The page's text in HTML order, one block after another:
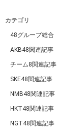
カテゴリ
48グループ総合
AKB48関連記事
チーム8関連記事
SKE48関連記事
NMB48関連記事
HKT48関連記事
NGT48関連記事